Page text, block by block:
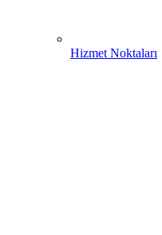
Hizmet Noktaları